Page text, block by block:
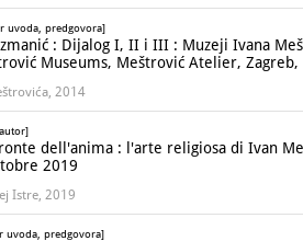
uvoda, predgovora]
: Dijalog I, II i III : Muzeji Ivana
Museums, Meštrović Atelier,
2014
dell'anima : l'arte religiosa di Ivan
2019
Istre, 2019
uvoda, predgovora]